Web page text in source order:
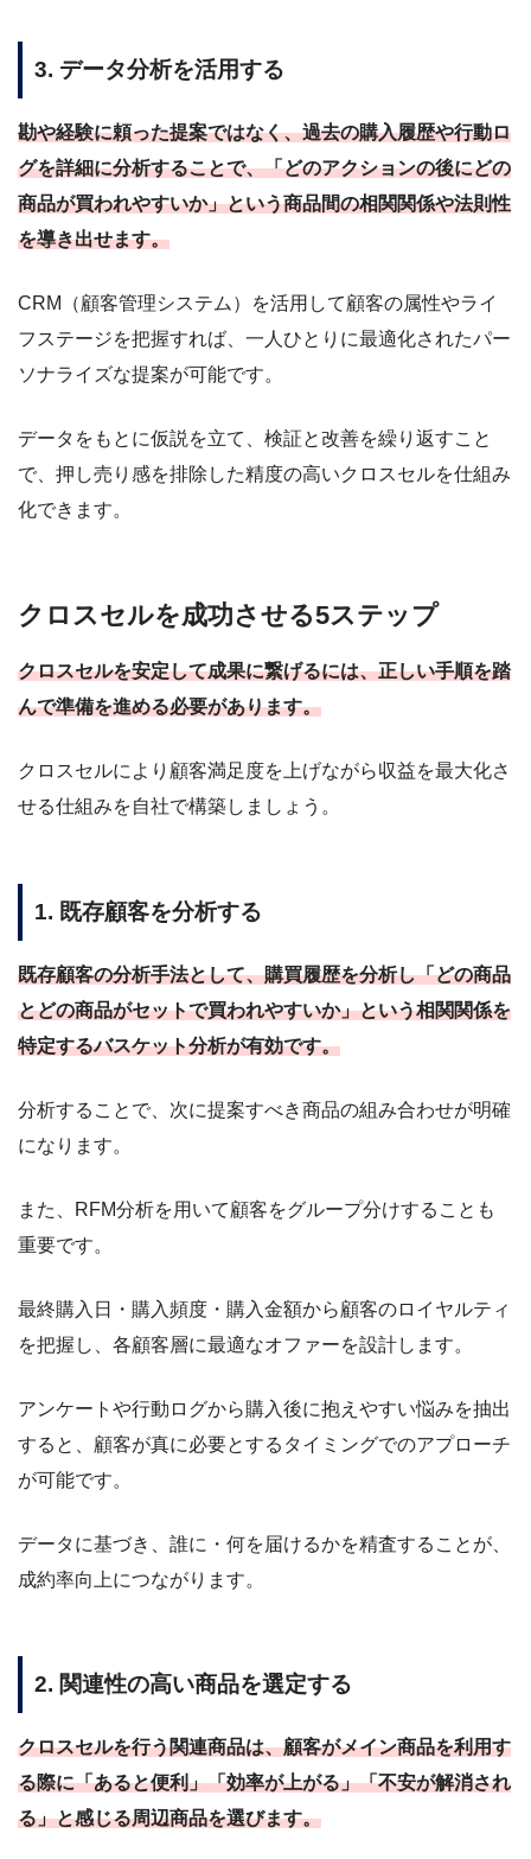
3. データ分析を活用する
勘や経験に頼った提案ではなく、過去の購入履歴や行動ロ
グを詳細に分析することで、「どのアクションの後にどの
商品が買われやすいか」という商品間の相関関係や法則性
を導き出せます。
CRM（顧客管理システム）を活用して顧客の属性やライ
フステージを把握すれば、一人ひとりに最適化されたパー
ソナライズな提案が可能です。
データをもとに仮説を立て、検証と改善を繰り返すこと
で、押し売り感を排除した精度の高いクロスセルを仕組み
化できます。
クロスセルを成功させる5ステップ
クロスセルを安定して成果に繋げるには、正しい手順を踏
んで準備を進める必要があります。
クロスセルにより顧客満足度を上げながら収益を最大化さ
せる仕組みを自社で構築しましょう。
1. 既存顧客を分析する
既存顧客の分析手法として、購買履歴を分析し「どの商品
とどの商品がセットで買われやすいか」という相関関係を
特定するバスケット分析が有効です。
分析することで、次に提案すべき商品の組み合わせが明確
になります。
また、RFM分析を用いて顧客をグループ分けすることも
重要です。
最終購入日・購入頻度・購入金額から顧客のロイヤルティ
を把握し、各顧客層に最適なオファーを設計します。
アンケートや行動ログから購入後に抱えやすい悩みを抽出
すると、顧客が真に必要とするタイミングでのアプローチ
が可能です。
データに基づき、誰に・何を届けるかを精査することが、
成約率向上につながります。
2. 関連性の高い商品を選定する
クロスセルを行う関連商品は、顧客がメイン商品を利用す
る際に「あると便利」「効率が上がる」「不安が解消され
る」と感じる周辺商品を選びます。